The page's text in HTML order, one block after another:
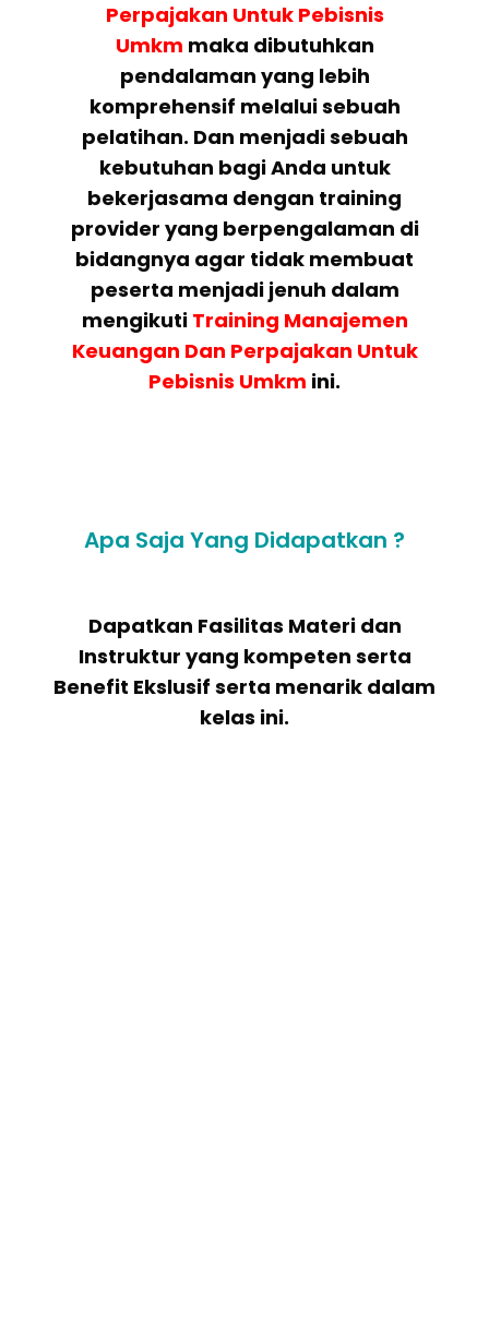
Perpajakan Untuk Pebisnis
Umkm maka dibutuhkan
pendalaman yang lebih
komprehensif melalui sebuah
pelatihan. Dan menjadi sebuah
kebutuhan bagi Anda untuk
bekerjasama dengan training
provider yang berpengalaman di
bidangnya agar tidak membuat
peserta menjadi jenuh dalam
mengikuti Training Manajemen
Keuangan Dan Perpajakan Untuk
Pebisnis Umkm ini.
Apa Saja Yang Didapatkan ?
Dapatkan Fasilitas Materi dan
Instruktur yang kompeten serta
Benefit Ekslusif serta menarik dalam
kelas ini.